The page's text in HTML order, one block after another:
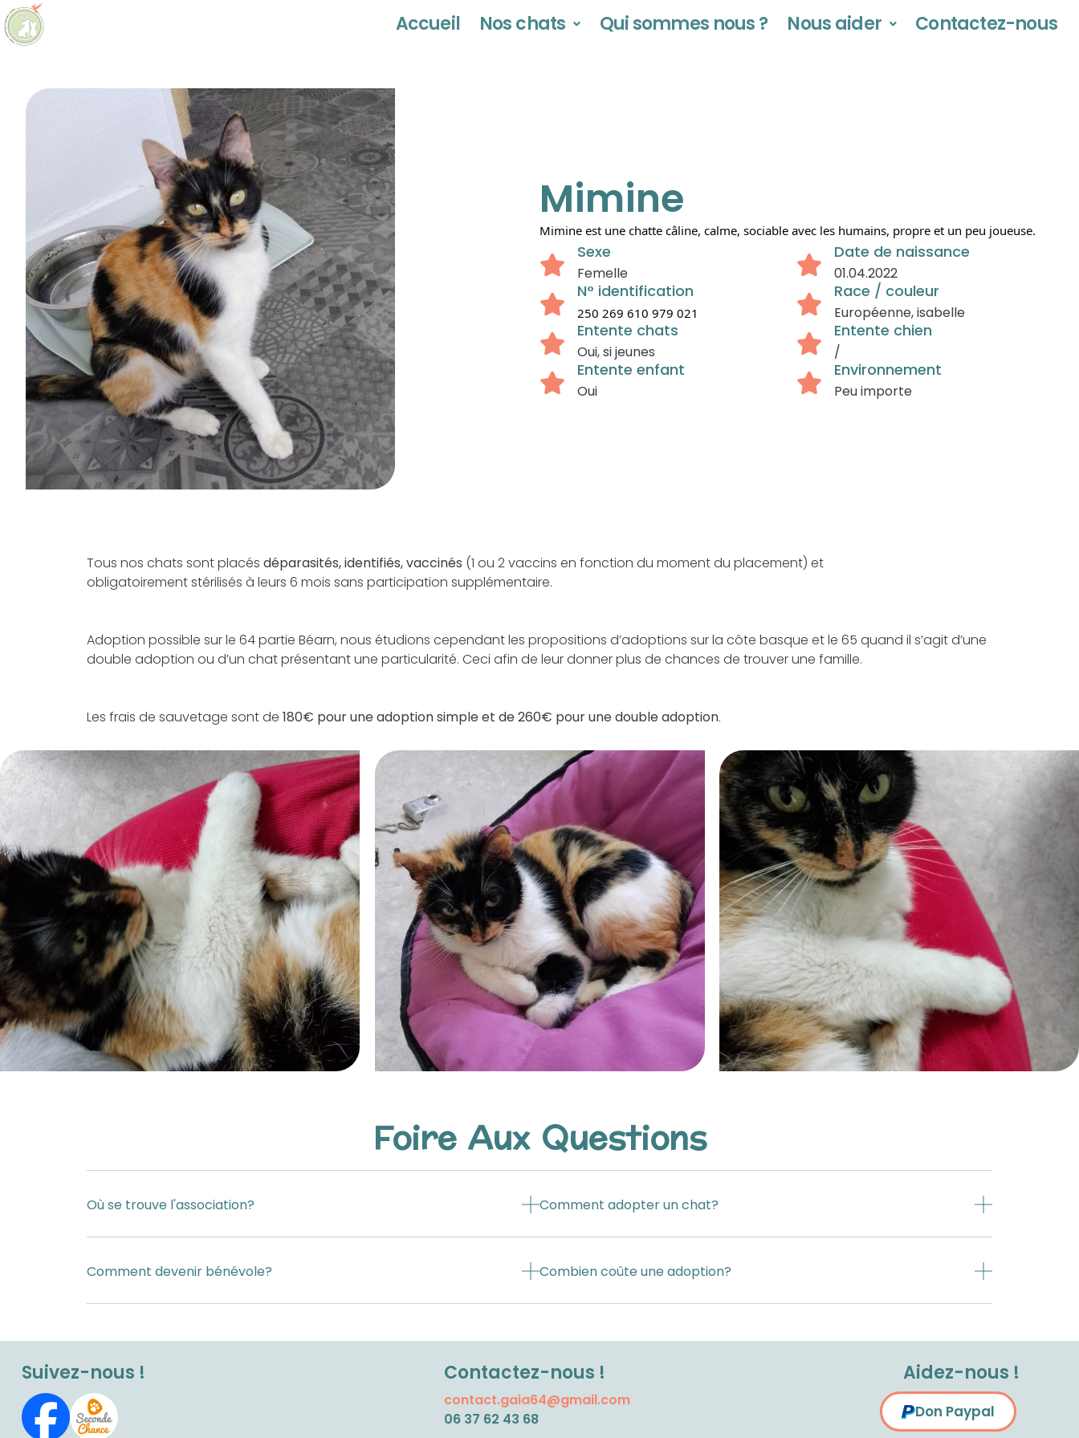
Accueil Nos chats Qui sommes nous ? Nous aider Contactez-nous
Mimine
Mimine est une chatte câline, calme, sociable avec les humains, propre et un peu joueuse.
Sexe
Femelle
Date de naissance
01.04.2022
N° identification
250 269 610 979 021
Race / couleur
Européenne, isabelle
Entente chats
Oui, si jeunes
Entente chien
/
Entente enfant
Oui
Environnement
Peu importe
Tous nos chats sont placés déparasités, identifiés, vaccinés (1 ou 2 vaccins en fonction du moment du placement) et
obligatoirement stérilisés à leurs 6 mois sans participation supplémentaire.
Adoption possible sur le 64 partie Béarn, nous étudions cependant les propositions d’adoptions sur la côte basque et le 65 quand il s’agit d’une
double adoption ou d’un chat présentant une particularité. Ceci afin de leur donner plus de chances de trouver une famille.
Les frais de sauvetage sont de 180€ pour une adoption simple et de 260€ pour une double adoption.
Foire Aux Questions
Où se trouve l'association?
Comment devenir bénévole?
Comment adopter un chat?
Combien coûte une adoption?
Suivez-nous ! Contactez-nous !
contact.gaia64@gmail.com
06 37 62 43 68
Aidez-nous !
Don Paypal